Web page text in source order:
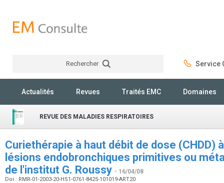
Rechercher Service
Actualités Revues Traités EMC Domaines
REVUE DES MALADIES RESPIRATOIRES
Curiethérapie à haut débit de dose (CHDD)
lésions endobronchiques primitives ou
de l'institut G. Roussy - 16/04/08
Doi : RMR-01-2003-20-HS1-0761-8425-101019-ART20